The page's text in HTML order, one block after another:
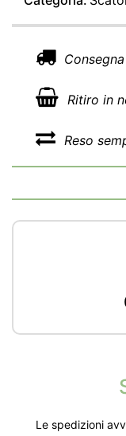
Ritiro in
Reso
Le spedizioni